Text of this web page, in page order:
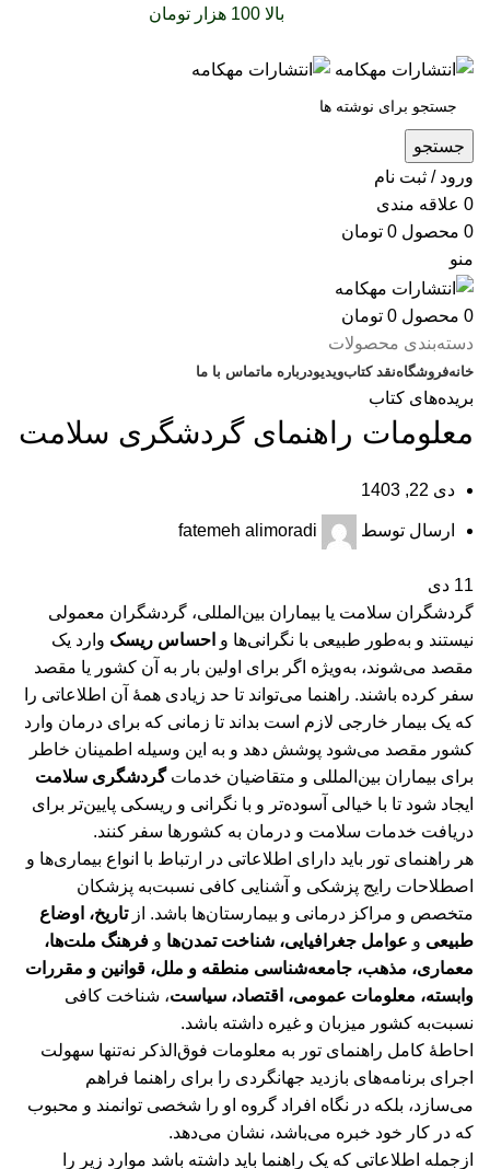
بالا 100 هزار تومان
جستجو
ورود / ثبت نام
0 علاقه مندی
0 محصول 0 تومان
منو
0 محصول 0 تومان
دسته‌بندی محصولات
خانهفروشگاهنقد کتابویدیودرباره‌ ماتماس با ما
بریده‌های کتاب
معلومات راهنمای گردشگری سلامت
دی 22, 1403
ارسال توسط fatemeh alimoradi
11 دی
گردشگران سلامت یا بیماران بین‌المللی، گردشگران معمولی
نیستند و به‌طور طبیعی با نگرانی‌ها و احساس ریسک وارد یک
مقصد می‌شوند، به‌ویژه اگر برای اولین بار به آن کشور یا مقصد
سفر کرده باشند. راهنما می‌تواند تا حد زیادی همۀ آن اطلاعاتی را
که یک بیمار خارجی لازم است بداند تا زمانی که برای درمان وارد
کشور مقصد می‌شود پوشش دهد و به این وسیله اطمینان خاطر
برای بیماران بین‌المللی و متقاضیان خدماتگردشگری سلامت
ایجاد شود تا با خیالی آسوده‌تر و با نگرانی و ریسکی پایین‌تر برای
دریافت خدمات سلامت و درمان به کشور‌ها سفر کنند.
هر راهنمای تور باید دارای اطلاعاتی در ارتباط با انواع بیماری‌ها و
اصطلاحات رایج پزشکی و آشنایی کافی نسبت‌به پزشکان
متخصص و مراکز درمانی و بیمارستان‌ها باشد. ازتاریخ، اوضاع
طبیعی و عوامل جغرافیایی، شناخت تمدن‌ها و فرهنگ ملت‌ها،
معماری، مذهب، جامعه‌شناسی منطقه و ملل، قوانین و مقررات
وابسته، معلومات عمومی، اقتصاد، سیاست، شناخت کافی
نسبت‌به کشور میزبان و غیره داشته باشد.
احاطۀ کامل راهنمای تور به معلومات فوق‌الذکر نه‌تنها سهولت
اجرای برنامه‌های بازدید جهانگردی را برای راهنما فراهم
می‌سازد، بلکه در نگاه افراد گروه او را شخصی توانمند و محبوب
که در کار خود خبره می‌باشد، نشان می‌دهد.
ازجمله اطلاعاتی که یک راهنما باید داشته باشد موارد زیر را